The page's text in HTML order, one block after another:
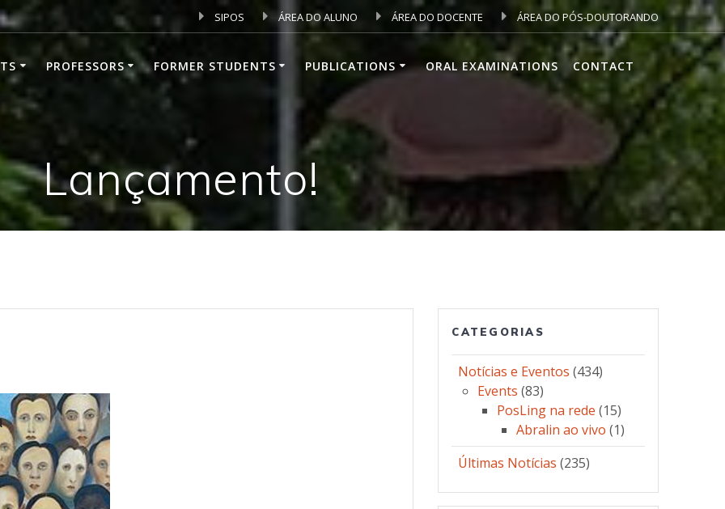
SIPOS ÁREA DO ALUNO ÁREA DO DOCENTE ÁREA DO PÓS-DOUTORANDO
PROFESSORS FORMER STUDENTS PUBLICATIONS ORAL EXAMINATIONS CONTACT
Lançamento!
CATEGORIAS
Notícias e Eventos (434)
Events (83)
PosLing na rede (15)
Abralin ao vivo (1)
Últimas Notícias (235)